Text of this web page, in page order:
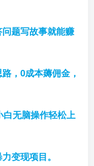
题写故事就能赚
，0成本薅佣金，
无脑操作轻松上
变现项目。